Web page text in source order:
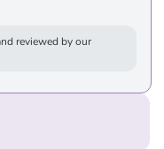
reviewed by our